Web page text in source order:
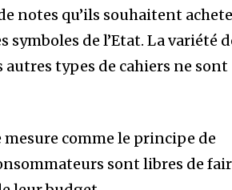
notes qu’ils souhaitent
de l’Etat. La variété
types de cahiers ne sont
comme le principe de
sont libres de